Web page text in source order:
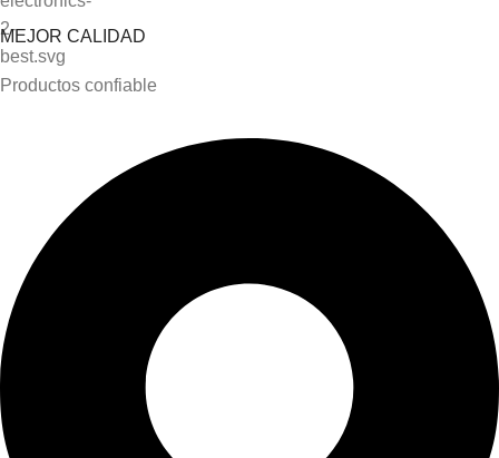
MEJOR CALIDAD
Productos confiable